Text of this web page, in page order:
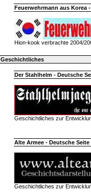
Feuerwehrmann aus Korea
Hion-kook verbrachte 2004/
Geschichtliches
Der Stahlhelm - Deutsche
Geschichtliches zur
Alte Armee - Deutsche Seite
Geschichtliches zur